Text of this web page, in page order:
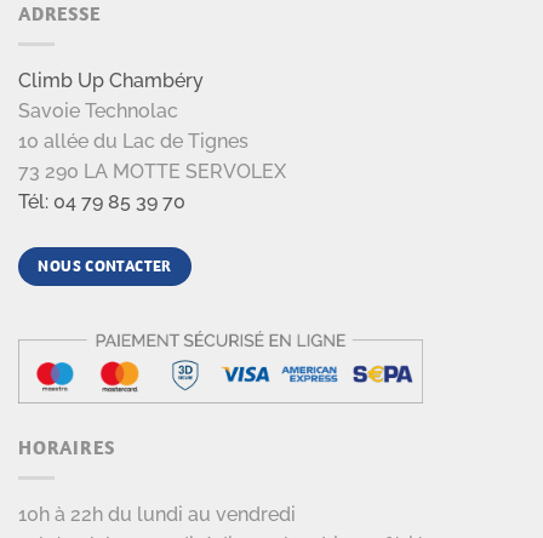
ADRESSE
Climb Up Chambéry
Savoie Technolac
10 allée du Lac de Tignes
73 290 LA MOTTE SERVOLEX
Tél: 04 79 85 39 70
NOUS CONTACTER
HORAIRES
10h à 22h du lundi au vendredi